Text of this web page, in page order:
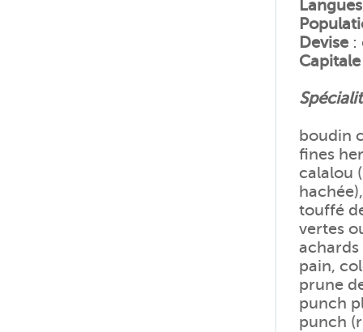
Langues
Devise :
Capitale
boudin
fines
calalou
touffé
vertes
pain,
prune
punch
punch